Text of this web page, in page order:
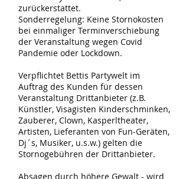
zurückerstattet.
Sonderregelung: Keine Stornokosten
bei einmaliger Terminverschiebung
der Veranstaltung wegen Covid
Pandemie oder Lockdown.
Verpflichtet Bettis Partywelt im
Auftrag des Kunden für dessen
Veranstaltung Drittanbieter (z.B.
Künstler, Visagisten Kinderschminken,
Zauberer, Clown, Kasperltheater,
Artisten, Lieferanten von Fun-Geräten,
Dj´s, Musiker, u.s.w.) gelten die
Stornogebühren der Drittanbieter.
Absagen durch höhere Gewalt - wird